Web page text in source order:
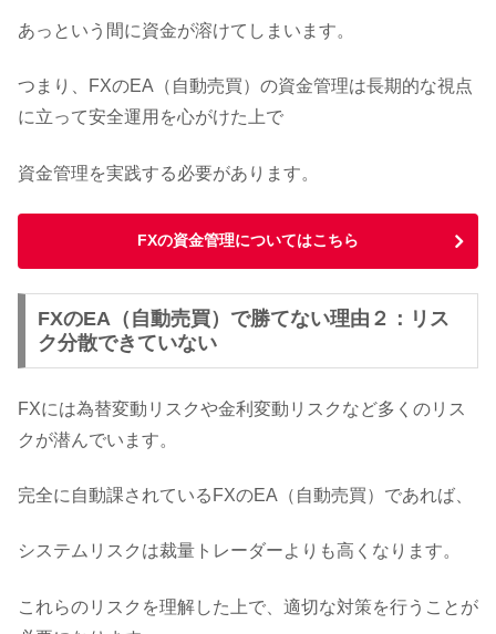
あっという間に資金が溶けてしまいます。
つまり、FXのEA（自動売買）の資金管理は長期的な視点
に立って安全運用を心がけた上で
資金管理を実践する必要があります。
FXの資金管理についてはこちら
FXのEA（自動売買）で勝てない理由２：リス
ク分散できていない
FXには為替変動リスクや金利変動リスクなど多くのリス
クが潜んでいます。
完全に自動課されているFXのEA（自動売買）であれば、
システムリスクは裁量トレーダーよりも高くなります。
これらのリスクを理解した上で、適切な対策を行うことが